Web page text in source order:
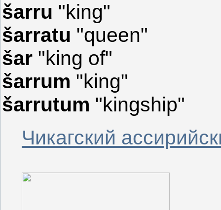
šarru "king"
šarratu "queen"
šar "king of"
šarrum "king"
šarrutum "kingship"
Чикагский